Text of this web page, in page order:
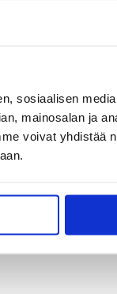
sosiaalisen
mainosalan ja
voivat yhdistää